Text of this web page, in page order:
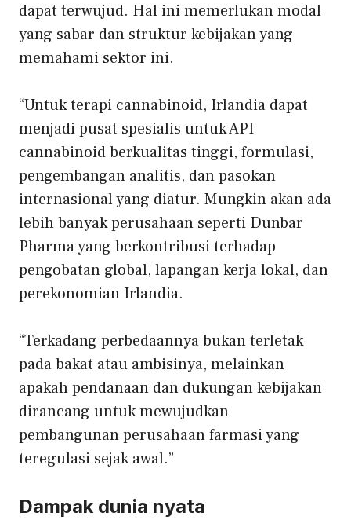
dapat terwujud. Hal ini memerlukan modal
yang sabar dan struktur kebijakan yang
memahami sektor ini.
“Untuk terapi cannabinoid, Irlandia dapat
menjadi pusat spesialis untuk API
cannabinoid berkualitas tinggi, formulasi,
pengembangan analitis, dan pasokan
internasional yang diatur. Mungkin akan ada
lebih banyak perusahaan seperti Dunbar
Pharma yang berkontribusi terhadap
pengobatan global, lapangan kerja lokal, dan
perekonomian Irlandia.
“Terkadang perbedaannya bukan terletak
pada bakat atau ambisinya, melainkan
apakah pendanaan dan dukungan kebijakan
dirancang untuk mewujudkan
pembangunan perusahaan farmasi yang
teregulasi sejak awal.”
Dampak dunia nyata